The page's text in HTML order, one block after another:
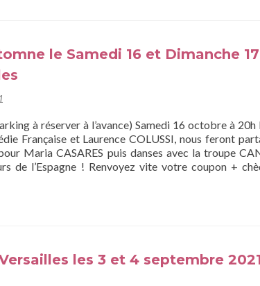
le Samedi 16 et Dimanche 17
à réserver à l’avance) Samedi 16 octobre à
Française et Laurence COLUSSI, nous feront
Maria CASARES puis danses avec la troupe
de l’Espagne ! Renvoyez vite votre coupon +
les 3 et 4 septembre